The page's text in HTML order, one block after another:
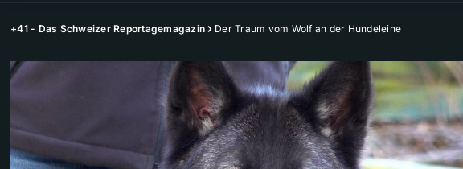
+41 - Das Schweizer Reportagemagazin Der Traum vom Wolf an der Hundeleine